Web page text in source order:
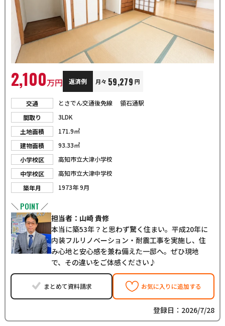
2,100万円 返済例 月々 59,279 円
交通
とさでん交通後免線 領石通駅
間取り
3LDK
土地面積
171.9㎡
建物面積
93.33㎡
小学校区
高知市立大津小学校
中学校区
高知市立大津中学校
築年月
1973年 9月
＼ POINT ／
担当者：山崎 貴修
本当に築53年？と思わず驚く住まい。平成20年に
内装フルリノベーション・耐震工事を実施し、住
み心地と安心感を兼ね備えた一邸へ。ぜひ現地
で、その違いをご体感ください♪
まとめて資料請求 お気に入りに追加する
登録日：2026/7/28